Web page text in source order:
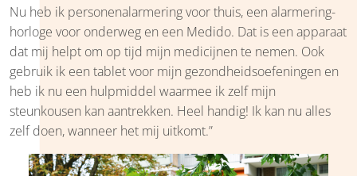
Nu heb ik personenalarmering voor thuis, een alarmering-
horloge voor onderweg en een Medido. Dat is een apparaat
dat mij helpt om op tijd mijn medicijnen te nemen. Ook
gebruik ik een tablet voor mijn gezondheidsoefeningen en
heb ik nu een hulpmiddel waarmee ik zelf mijn
steunkousen kan aantrekken. Heel handig! Ik kan nu alles
zelf doen, wanneer het mij uitkomt.”